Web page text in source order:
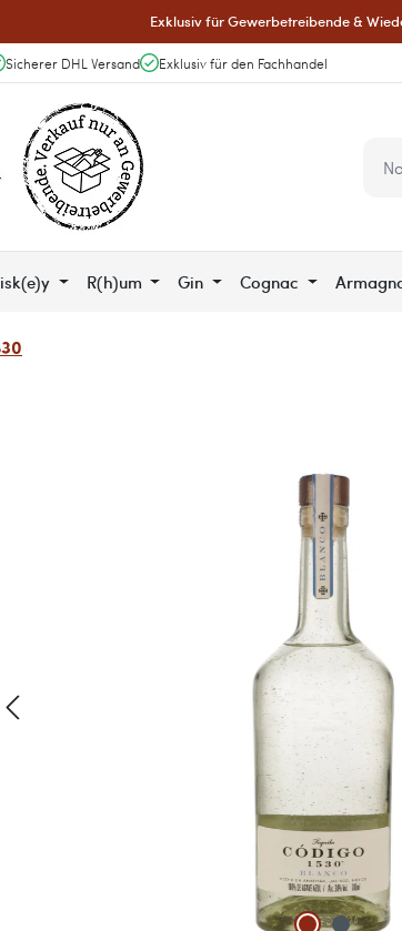
Exklusiv für Gewerbetreibende &
Sicherer DHL Versand Exklusiv für den Fachhandel
R(h)um Gin Cognac